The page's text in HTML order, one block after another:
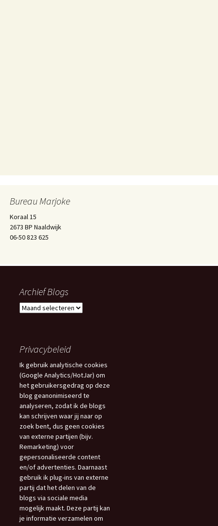
Bureau Marjoke
Koraal 15
2673 BP Naaldwijk
06-50 823 625
Archief Blogs
Archief
Privacybeleid
Ik gebruik analytische cookies
(Google Analytics/HotJar) om
het gebruikersgedrag op deze
blog geanonimiseerd te
analyseren, zodat ik de blogs
kan schrijven waar jij naar op
zoek bent, dus geen cookies
van externe partijen (bijv.
Remarketing) voor
gepersonaliseerde content
en/of advertenties. Daarnaast
gebruik ik plug-ins van externe
partij dat het delen van de
blogs via sociale media
mogelijk maakt. Deze partij kan
je informatie verzamelen om